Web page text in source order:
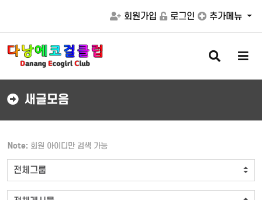
회원가입 로그인 추가메뉴
검
색
버
메
버
새글모음
Note: 회원 아이디만 검색 가능